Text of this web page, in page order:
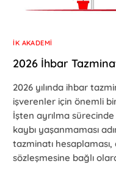
İK AKADEMI
2026 İhbar
2026 yılında ihbar
işverenler için önemli
İşten ayrılma
kaybı yaşanmaması
tazminatı hesaplaması,
sözleşmesine bağlı